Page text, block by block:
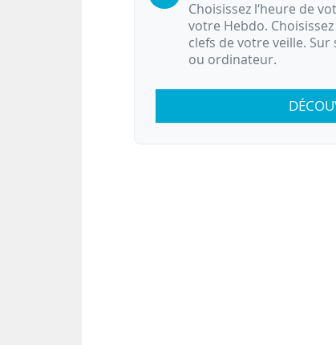
Choisissez l‘heure de
votre Hebdo.
clefs de votre veille.
ou ordinateur.